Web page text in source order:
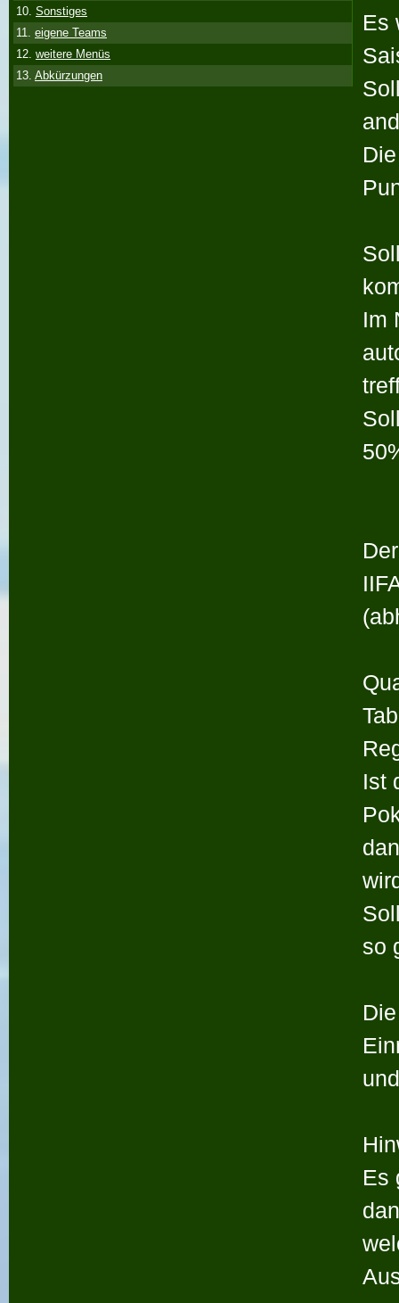
10. Sonstiges
11. eigene Teams
12. weitere Menüs
13. Abkürzungen
Es
Im
Ist
so
Es